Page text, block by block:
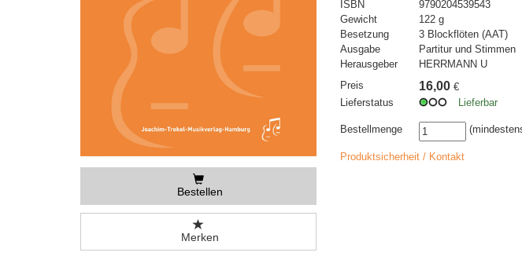
Bestellen
Merken
ISBN
9790204539543
Gewicht
122 g
Besetzung
3 Blockflöten (AAT)
Ausgabe
Partitur und Stimmen
Herausgeber
HERRMANN U
Preis
16,00 €
Lieferstatus
Lieferbar
Bestellmenge
Produktsicherheit / Kontakt